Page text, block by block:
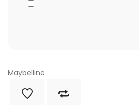
Maybelline